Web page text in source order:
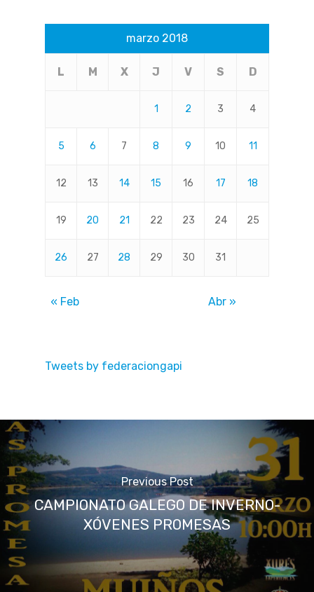
marzo 2018
L M X J V S D
1 2 3 4
5 6 7 8 9 10 11
12 13 14 15 16 17 18
19 20 21 22 23 24 25
26 27 28 29 30 31
« Feb Abr »
Tweets by federaciongapi
Previous Post
CAMPIONATO GALEGO DE INVERNO-
XÓVENES PROMESAS